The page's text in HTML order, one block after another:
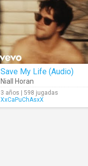
Save My Life (Audio)
Niall Horan
3 años | 598 jugadas
XxCaPuChAsxX